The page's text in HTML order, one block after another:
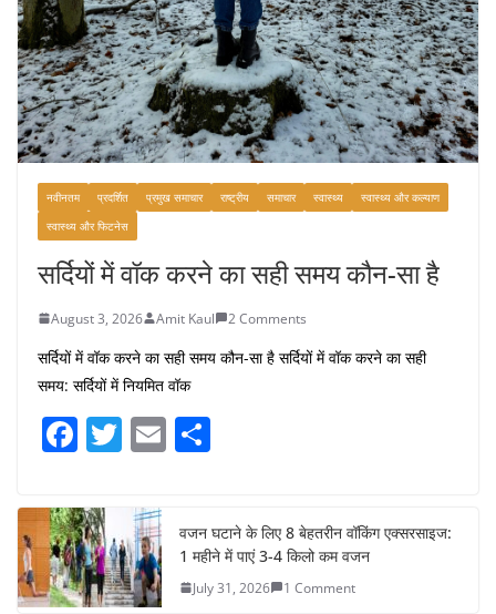
नवीनतम प्रदर्शित प्रमुख समाचार राष्ट्रीय समाचार स्वास्थ्य
स्वास्थ्य और कल्याण
स्वास्थ्य और फिटनेस
सर्दियों में वॉक करने का सही समय कौन-सा है
August 3, 2026 Amit Kaul 2 Comments
सर्दियों में वॉक करने का सही समय कौन-सा है सर्दियों में वॉक करने का सही
समय: सर्दियों में नियमित वॉक
F
c
e
b
T
itt
er
E
e
वजन घटाने के लिए 8 बेहतरीन वॉकिंग एक्सरसाइज:
1 महीने में पाएं 3-4 किलो कम वजन
July 31, 2026 1 Comment